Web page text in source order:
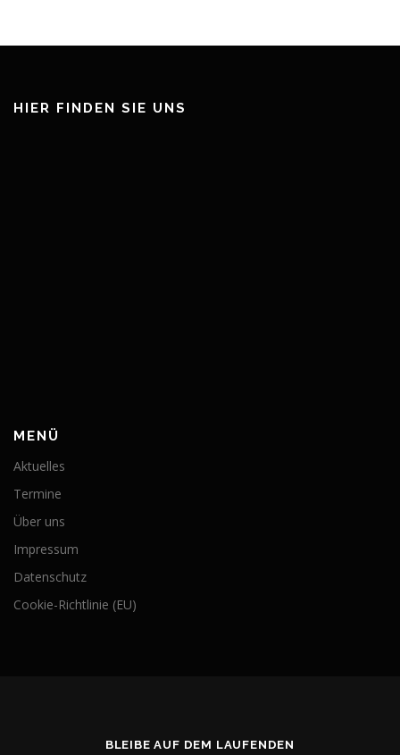
HIER FINDEN SIE UNS
MENÜ
Aktuelles
Termine
Über uns
Impressum
Datenschutz
Cookie-Richtlinie (EU)
BLEIBE AUF DEM LAUFENDEN